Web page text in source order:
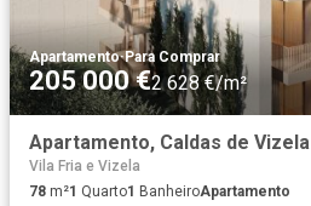
Apartamento·Para Comprar
205 000 €2 628 €/m²
Apartamento, Caldas de Vizela
Vila Fria e Vizela
78 m²1 Quarto1 BanheiroApartamento